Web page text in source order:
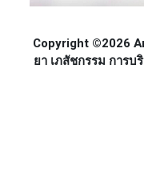
Copyright ©2026
ยา เภสัชกรรม การ